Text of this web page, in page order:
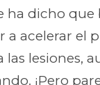
ha dicho que
a acelerar el
las lesiones,
¡Pero